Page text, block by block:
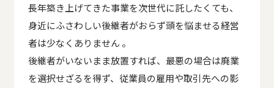
長年築き上げてきた事業を次世代に託したくても、
身近にふさわしい後継者がおらず頭を悩ませる経営
者は少なくありません 。
後継者がいないまま放置すれば、最悪の場合は廃業
を選択せざるを得ず、従業員の雇用や取引先への影